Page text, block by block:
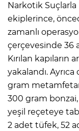
Narkotik
ekiplerince,
zamanlı
çerçevesinde 36
Kırılan kapıların
yakalandı.
gram
300 gram
yeşil reçeteye
2 adet tüfek, 52